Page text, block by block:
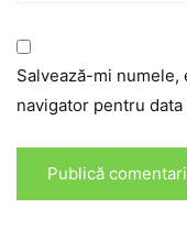
Salvează-mi
navigator pentru